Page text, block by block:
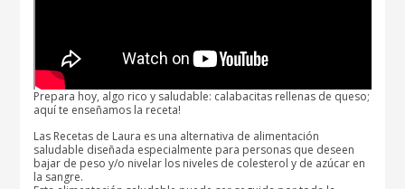
Prepara hoy, algo rico y saludable: calabacitas rellenas de queso;
aquí te enseñamos la receta!
Las Recetas de Laura es una alternativa de alimentación
saludable diseñada especialmente para personas que deseen
bajar de peso y/o nivelar los niveles de colesterol y de azúcar en
la sangre.